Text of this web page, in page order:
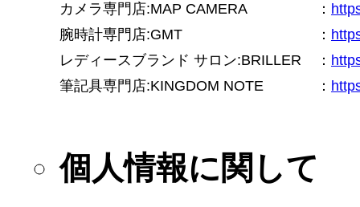
カメラ専門店:MAP CAMERA ：
腕時計専門店:GMT
：
レディースブランド サロン:BRILLER
：
筆記具専門店:KINGDOM NOTE
：
個人情報に関して